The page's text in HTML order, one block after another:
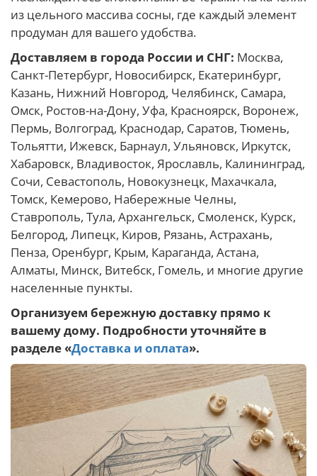
из цельного массива сосны, где каждый элемент
продуман для вашего удобства.
Доставляем в города России и СНГ: Москва,
Санкт-Петербург, Новосибирск, Екатеринбург,
Казань, Нижний Новгород, Челябинск, Самара,
Омск, Ростов-на-Дону, Уфа, Красноярск, Воронеж,
Пермь, Волгоград, Краснодар, Саратов, Тюмень,
Тольятти, Ижевск, Барнаул, Ульяновск, Иркутск,
Хабаровск, Владивосток, Ярославль, Калининград,
Сочи, Севастополь, Новокузнецк, Махачкала,
Томск, Кемерово, Набережные Челны,
Ставрополь, Тула, Архангельск, Смоленск, Курск,
Белгород, Липецк, Киров, Рязань, Астрахань,
Пенза, Оренбург, Крым, Караганда, Астана,
Алматы, Минск, Витебск, Гомель, и многие другие
населенные пункты.
Организуем бережную доставку прямо к
вашему дому. Подробности уточняйте в
разделе «Доставка и оплата».